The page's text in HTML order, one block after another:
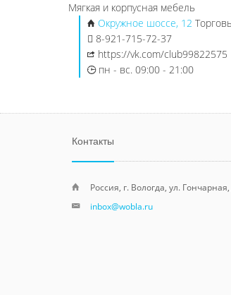
Мягкая и корпусная мебель
Окружное шоссе, 12
8-921-715-72-37
https://vk.com/club99822575
пн - вс. 09:00 - 21:00
Контакты
Россия, г. Вологда, ул.
inbox@wobla.ru